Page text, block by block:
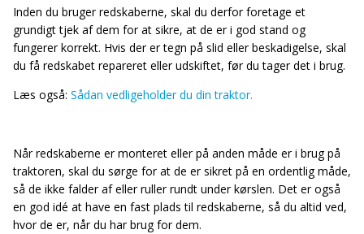
Inden du bruger redskaberne, skal du derfor foretage et
grundigt tjek af dem for at sikre, at de er i god stand og
fungerer korrekt. Hvis der er tegn på slid eller beskadigelse, skal
du få redskabet repareret eller udskiftet, før du tager det i brug.
Læs også: Sådan vedligeholder du din traktor.
Når redskaberne er monteret eller på anden måde er i brug på
traktoren, skal du sørge for at de er sikret på en ordentlig måde,
så de ikke falder af eller ruller rundt under kørslen. Det er også
en god idé at have en fast plads til redskaberne, så du altid ved,
hvor de er, når du har brug for dem.